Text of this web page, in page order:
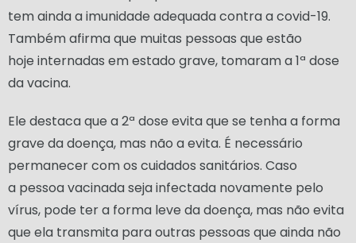
tem ainda a imunidade adequada contra a covid-19.
Também afirma que muitas pessoas que estão
hoje internadas em estado grave, tomaram a 1ª dose
da vacina.
Ele destaca que a 2ª dose evita que se tenha a forma
grave da doença, mas não a evita. É necessário
permanecer com os cuidados sanitários. Caso
a pessoa vacinada seja infectada novamente pelo
vírus, pode ter a forma leve da doença, mas não evita
que ela transmita para outras pessoas que ainda não